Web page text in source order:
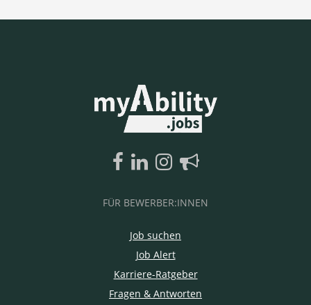
FÜR BEWERBER:INNEN
Job suchen
Job Alert
Karriere-Ratgeber
Fragen & Antworten